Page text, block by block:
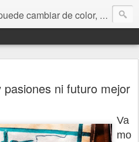
de nuestra capacidad para aprender a mirar. Hablamos de sociedad, economía, empresa, política, RRHH, formación. De Historia reciente, de educación y de temas sociales.
pasiones ni futuro mejor
Va
mo